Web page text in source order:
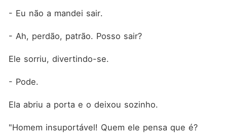
- Eu não a mandei sair.
- Ah, perdão, patrão. Posso sair?
Ele sorriu, divertindo-se.
- Pode.
Ela abriu a porta e o deixou sozinho.
"Homem insuportável! Quem ele pensa que é?